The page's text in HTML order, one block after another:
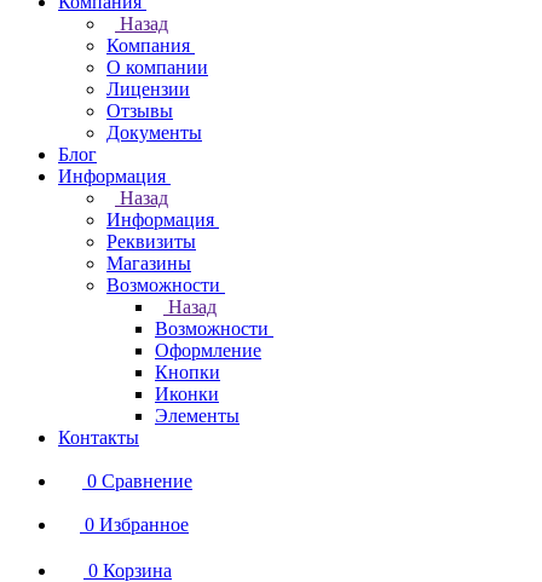
Назад
Компания
О компании
Лицензии
Отзывы
Документы
Блог
Информация
Назад
Информация
Реквизиты
Магазины
Возможности
Назад
Возможности
Оформление
Кнопки
Иконки
Элементы
Контакты
0 Сравнение
0 Избранное
0 Корзина